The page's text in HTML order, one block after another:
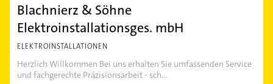
Blachnierz & Söhne
Elektroinstallationsges. mbH
ELEKTROINSTALLATIONEN
Herzlich Willkommen Bei uns erhalten Sie umfassenden Service
und fachgerechte Präzisionsarbeit - sch...